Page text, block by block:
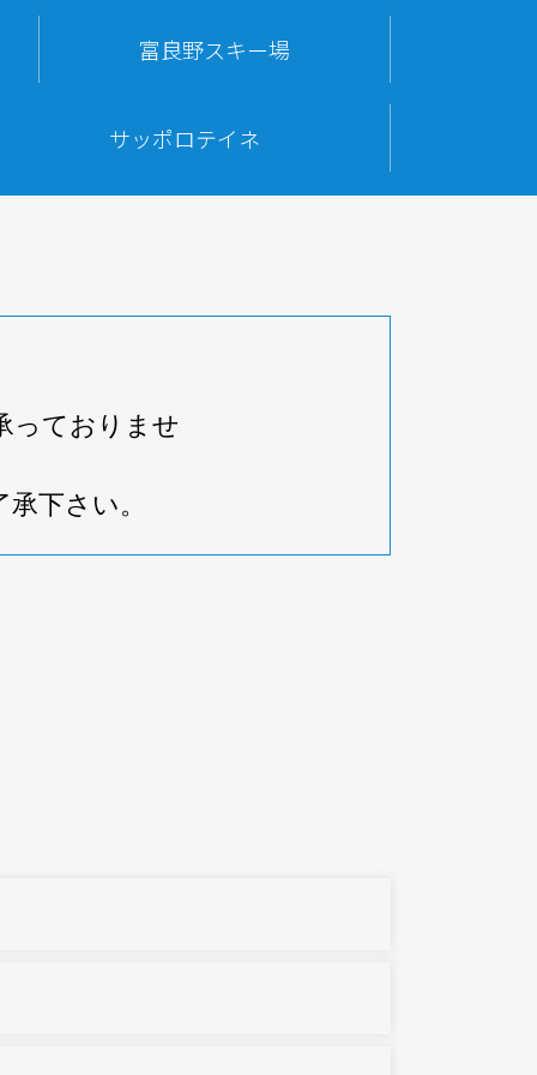
富良野スキー場
サッポロテイネ
っておりませ
下さい。